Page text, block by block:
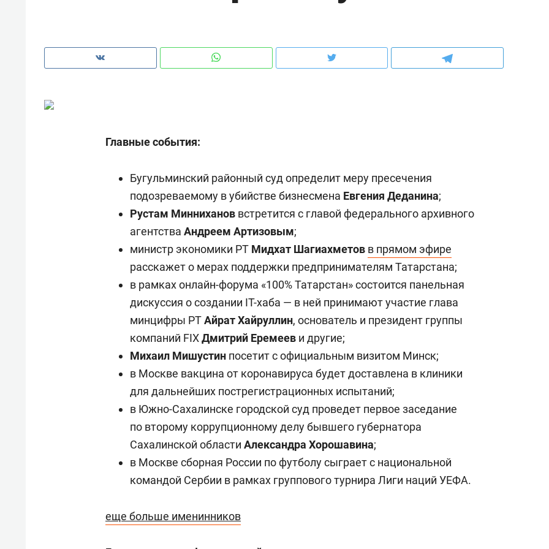
Главные события:
Бугульминский районный суд определит меру пресечения
подозреваемому в убийстве бизнесмена Евгения Деданина;
Рустам Минниханов встретится с главой федерального архивного
агентства Андреем Артизовым;
министр экономики РТ Мидхат Шагиахметов в прямом эфире
расскажет о мерах поддержки предпринимателям Татарстана;
в рамках онлайн-форума «100% Татарстан» состоится панельная
дискуссия о создании IT-хаба — в ней принимают участие глава
минцифры РТАйрат Хайруллин, основатель и президент группы
компаний FIXДмитрий Еремеев и другие;
Михаил Мишустин посетит с официальным визитом Минск;
в Москве вакцина от коронавируса будет доставлена в клиники
для дальнейших пострегистрационных испытаний;
в Южно-Сахалинске городской суд проведет первое заседание
по второму коррупционному делу бывшего губернатора
Сахалинской области Александра Хорошавина;
в Москве сборная России по футболу сыграет с национальной
командой Сербии в рамках группового турнира Лиги наций УЕФА.
еще больше именинников
Наседкина: «Ремонт вместе
с мебелью за 2 миллиона –
для меня это челлендж!»
Рекомендуем
Как выжить ребенку без
гаджета и научить его
самостоятельности за 18
дней
Рекомендуем
Салих хазрат
«Если меня не услышат
с минбара – буду
с вершины горы»